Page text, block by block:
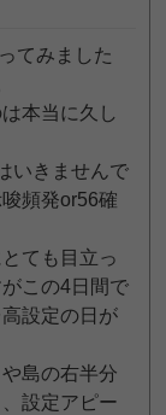
てみました
本当に久し
いきませんで
頻発or56確
ても目立っ
この4日間で
設定の日が
島の右半分
設定アピー